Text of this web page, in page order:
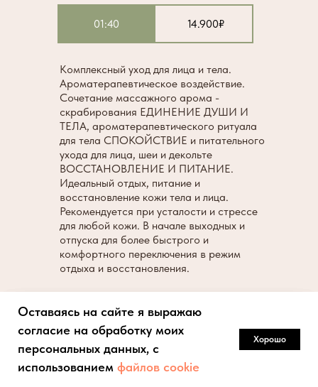
Оставаясь на сайте я выражаю
согласие на обработку моих
персональных данных, с
использованием файлов cookie
Хорошо
01:40 14.900₽
Арома приветствие
Скраб массаж по вулканическому
скрабу 45 мин
Душ
Обертывание в аромасливках 40 мин
Комплексный уход для лица и тела.
Ароматерапевтическое воздействие.
Сочетание массажного арома -
скрабирования ЕДИНЕНИЕ ДУШИ И
ТЕЛА, ароматерапевтического ритуала
для тела СПОКОЙСТВИЕ и питательного
ухода для лица, шеи и декольте
ВОССТАНОВЛЕНИЕ И ПИТАНИЕ.
Идеальный отдых, питание и
восстановление кожи тела и лица.
Рекомендуется при усталости и стрессе
для любой кожи. В начале выходных и
отпуска для более быстрого и
комфортного переключения в режим
отдыха и восстановления.
Оставаясь на сайте я выражаю
согласие на обработку моих
персональных данных, с
использованием файлов cookie
Хорошо
Оставаясь на сайте я выражаю
согласие на обработку моих
персональных данных, с
использованием файлов cookie
Хорошо